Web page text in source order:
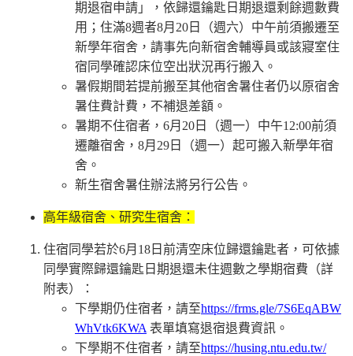
期退宿申請」，依歸還鑰匙日期退還剩餘週數費
用；住滿8週者8月20日（週六）中午前須搬遷至
新學年宿舍，請事先向新宿舍輔導員或該寢室住
宿同學確認床位空出狀況再行搬入。
暑假期間若提前搬至其他宿舍暑住者仍以原宿舍
暑住費計費，不補退差額。
暑期不住宿者，6月20日（週一）中午12:00前須
遷離宿舍，8月29日（週一）起可搬入新學年宿
舍。
新生宿舍暑住辦法將另行公告。
高年級宿舍、研究生宿舍：
住宿同學若於6月18日前清空床位歸還鑰匙者，可依據
同學實際歸還鑰匙日期退還未住週數之學期宿費（詳
附表）：
下學期仍住宿者，請至https://frms.gle/7S6EqABW
WhVtk6KWA 表單填寫退宿退費資訊。
下學期不住宿者，請至https://husing.ntu.edu.tw/